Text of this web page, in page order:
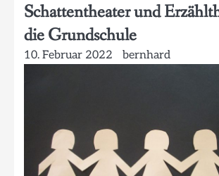
Schattentheater und
die Grundschule
10. Februar 2022 bernhard